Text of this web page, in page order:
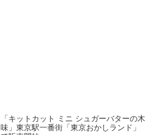
「キットカット ミニ シュガーバターの木
味」東京駅一番街「東京おかしランド」